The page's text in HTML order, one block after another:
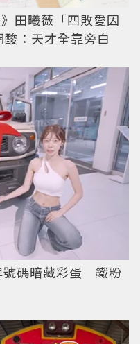
田曦薇「四敗愛因
：天才全靠旁白
號碼暗藏彩蛋 鐵粉